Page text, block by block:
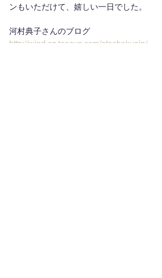
ンもいただけて、嬉しい一日でした。
河村典子さんのブログ
http://wind.ap.teacup.com/otoshokunin/